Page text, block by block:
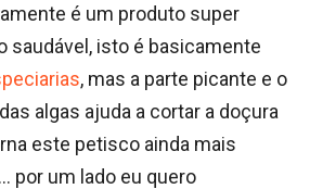
é um produto super
saudável, isto é basicamente
, mas a parte picante e o
algas ajuda a cortar a doçura
este petisco ainda mais
por um lado eu quero